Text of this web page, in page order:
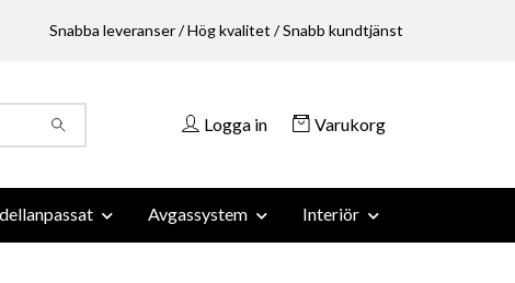
Snabba leveranser / Hög kvalitet / Snabb kundtjänst
Logga in Varukorg
Avgassystem Interiör